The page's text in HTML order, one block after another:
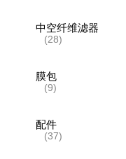
中空纤维滤器
(28)
膜包
(9)
配件
(37)